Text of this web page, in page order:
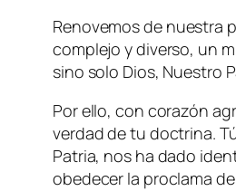
Renovemos de nuestra
complejo y diverso, un
sino solo Dios, Nuestro
Por ello, con corazón
verdad de tu doctrina.
Patria, nos ha dado
obedecer la proclama de